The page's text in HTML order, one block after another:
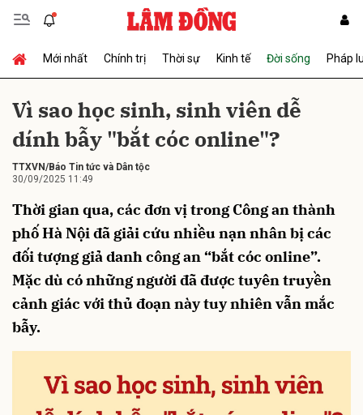
Mới nhất Chính trị Thời sự Kinh tế Đời sống Pháp
Vì sao học sinh, sinh viên dễ
dính bẫy "bắt cóc online"?
TTXVN/Báo Tin tức và Dân tộc
30/09/2025 11:49
Thời gian qua, các đơn vị trong Công an thành
phố Hà Nội đã giải cứu nhiều nạn nhân bị các
đối tượng giả danh công an “bắt cóc online”.
Mặc dù có những người đã được tuyên truyền
cảnh giác với thủ đoạn này tuy nhiên vẫn mắc
bẫy.
Gửi bình luận